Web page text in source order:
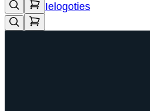
Ielogoties